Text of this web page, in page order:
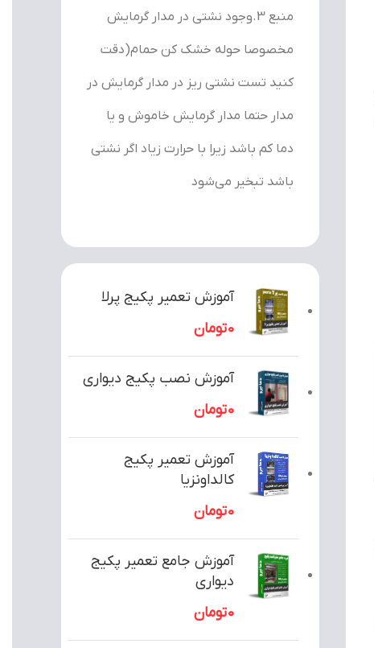
منبع 3.وجود نشتی در مدار گرمایش
مخصوصا حوله خشک کن حمام(دقت
کنید تست نشتی ریز در مدار گرمایش در
مدار حتما مدار گرمایش خاموش و یا
دما کم باشد زیرا با حرارت زیاد اگر نشتی
باشد تبخیر می‌شود
آموزش تعمیر پکیج پرلا
0تومان
آموزش نصب پکیج دیواری
0تومان
آموزش تعمیر پکیج
کالداونزیا
0تومان
آموزش جامع تعمیر پکیج
دیواری
0تومان